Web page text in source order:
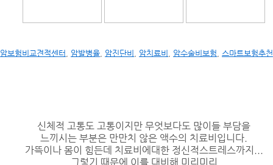
암보험비교견적센터 암발병율 암진단비 암치료비 암수술비보험 스마트보험추천
신체적 고통도 고통이지만 무엇보다도 많이들 부담을
느끼시는 부분은 만만치 않은 액수의 치료비입니다.
가뜩이나 몸이 힘든데 치료비에대한 정신적스트레스까지...
그렇기 때문에 이를 대비해 미리미리